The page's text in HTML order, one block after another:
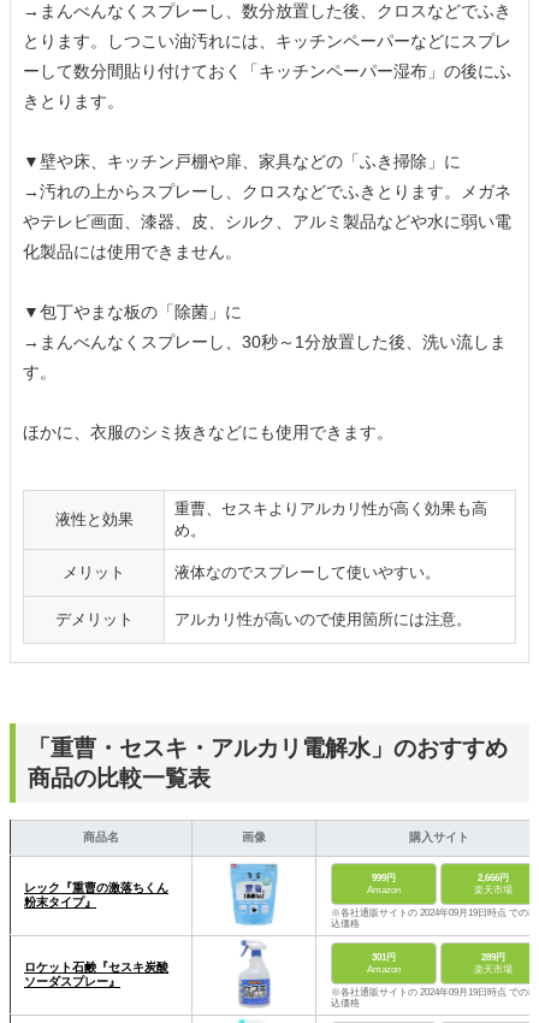
→まんべんなくスプレーし、数分放置した後、クロスなどでふき
とります。しつこい油汚れには、キッチンペーパーなどにスプレ
ーして数分間貼り付けておく「キッチンペーパー湿布」の後にふ
きとります。
▼壁や床、キッチン戸棚や扉、家具などの「ふき掃除」に
→汚れの上からスプレーし、クロスなどでふきとります。メガネ
やテレビ画面、漆器、皮、シルク、アルミ製品などや水に弱い電
化製品には使用できません。
▼包丁やまな板の「除菌」に
→まんべんなくスプレーし、30秒～1分放置した後、洗い流しま
す。
ほかに、衣服のシミ抜きなどにも使用できます。
液性と効果
重曹、セスキよりアルカリ性が高く効果も高
め。
メリット 液体なのでスプレーして使いやすい。
デメリット アルカリ性が高いので使用箇所には注意。
「重曹・セスキ・アルカリ電解水」のおすすめ
商品の比較一覧表
商品名 画像 購入サイト
レック『重曹の激落ちくん
粉末タイプ』
999円
Amazon
2,666円
楽天市場
※各社通販サイトの 2024年09月19日時点 での税
込価格
ロケット石鹸『セスキ炭酸
ソーダスプレー』
301円
Amazon
289円
楽天市場
※各社通販サイトの 2024年09月19日時点 での税
込価格